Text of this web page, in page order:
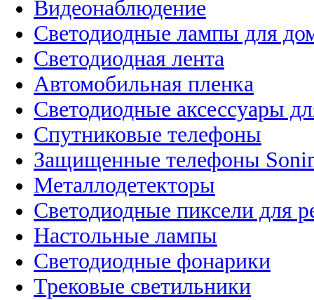
Видеонаблюдение
Светодиодные лампы для
Светодиодная лента
Автомобильная пленка
Светодиодные аксессуары
Спутниковые телефоны
Защищенные телефоны
Металлодетекторы
Светодиодные пиксели для
Настольные лампы
Светодиодные фонарики
Трековые светильники